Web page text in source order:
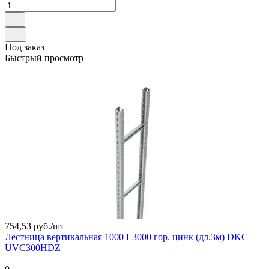
Под заказ
Быстрый просмотр
754,53 руб./шт
Лестница вертикальная 1000 L3000 гор. цинк (дл.3м) DKC
UVC300HDZ